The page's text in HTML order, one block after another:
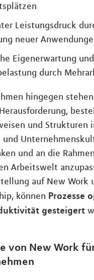
Leistungsdruck
neuer
Eigenerwartung und
durch
hingegen
und Strukturen
und
und an die
Arbeitswelt
auf New Work
können Prozesse
gesteigert
von New Work